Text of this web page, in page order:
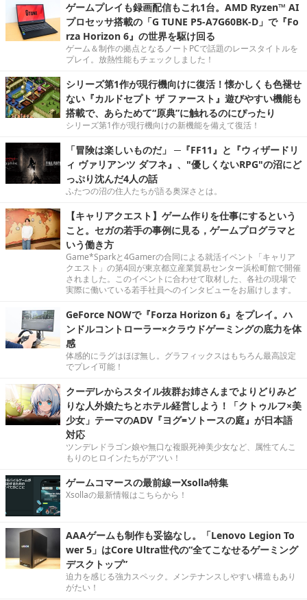
ゲームプレイも録画配信もこれ1台。AMD Ryzen™ AI
プロセッサ搭載の「G TUNE P5-A7G60BK-D」で『Fo
rza Horizon 6』の世界を駆け回る
ゲーム＆制作の拠点となるノートPCで話題のレースタイトルを
プレイ。放熱性能もチェックしました！
シリーズ第1作が現行機向けに復活！懐かしくも色褪せ
ない『カルドセプト ザ ファースト』遊びやすい機能も
搭載で、あらためて“原典”に触れるのにぴったり
シリーズ第1作が現行機向けの新機能を備えて復活！
「冒険は楽しいものだ」 ─『FF11』と『ウィザードリ
ィ ヴァリアンツ ダフネ』、"優しくないRPG"の沼にど
っぷり沈んだ4人の話
ふたつの沼の住人たちが語る奥深さとは。
【キャリアクエスト】ゲーム作りを仕事にするという
こと。セガの若手の事例に見る，ゲームプログラマと
いう働き方
Game*Sparkと4Gamerの合同による就活イベント「キャリア
クエスト」の第4回が東京都立産業貿易センター浜松町館で開催
されました。このイベントに合わせて取材した、各社の現場で
実際に働いている若手社員へのインタビューをお届けします。
GeForce NOWで『Forza Horizon 6』をプレイ。ハ
ンドルコントローラー×クラウドゲーミングの底力を体
感
体感的にラグはほぼ無し。グラフィックスはもちろん最高設定
でプレイ可能！
クーデレからスタイル抜群お姉さんまでよりどりみど
りな人外娘たちとホテル経営しよう！「クトゥルフ×美
少女」テーマのADV『ヨグ=ソトースの庭』が日本語
対応
ツンデレドラゴン娘や無口な複眼死神美少女など、属性てんこ
もりのヒロインたちがアツい！
ゲームコマースの最前線ーXsolla特集
Xsollaの最新情報はこちらから！
AAAゲームも制作も妥協なし。「Lenovo Legion To
wer 5」はCore Ultra世代の“全てこなせるゲーミング
デスクトップ”
迫力を感じる強力スペック。メンテナンスしやすい構造もあり
がたい！